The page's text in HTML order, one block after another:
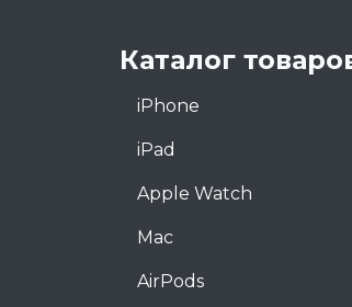
Каталог
iPhone
iPad
Apple Watch
Mac
AirPods